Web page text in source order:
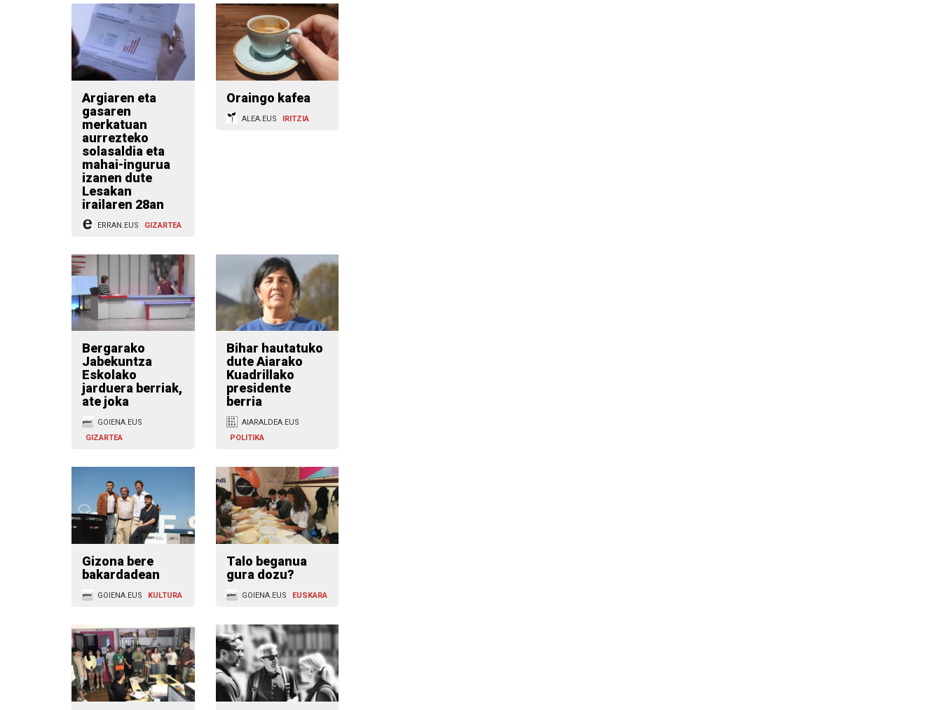
Argiaren eta
gasaren
merkatuan
aurrezteko
solasaldia eta
mahai-ingurua
izanen dute
Lesakan
irailaren 28an
ERRAN.EUS GIZARTEA
Oraingo kafea
ALEA.EUS IRITZIA
Bergarako
Jabekuntza
Eskolako
jarduera berriak,
ate joka
GOIENA.EUS
GIZARTEA
Bihar hautatuko
dute Aiarako
Kuadrillako
presidente
berria
AIARALDEA.EUS
POLITIKA
Gizona bere
bakardadean
GOIENA.EUS KULTURA
Talo beganua
gura dozu?
GOIENA.EUS EUSKARA